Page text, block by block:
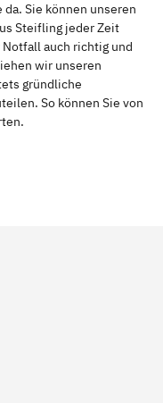
Passau
Mittelfranken
Sie können unseren
Steifling jeder Zeit
auch richtig und
wir unseren
gründliche
So können Sie von